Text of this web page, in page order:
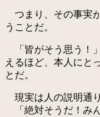
つまり、その事実
うことだ。
「皆がそう思う！
えるほど、本人にと
とだ。
現実は人の説明通
「絶対そうだ！み